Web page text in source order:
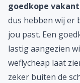
goedkope
dus hebben wij er
jou past. Een
lastig aangezien
weflycheap laat
zeker buiten de